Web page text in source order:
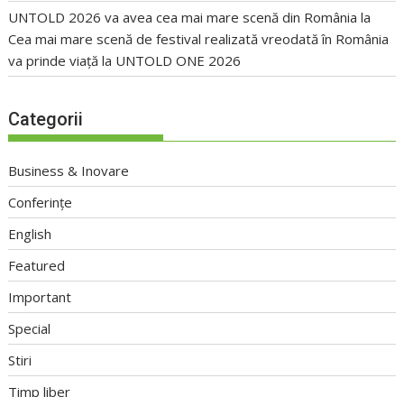
UNTOLD 2026 va avea cea mai mare scenă din România la
Cea mai mare scenă de festival realizată vreodată în România
va prinde viață la UNTOLD ONE 2026
Categorii
Business & Inovare
Conferințe
English
Featured
Important
Special
Stiri
Timp liber